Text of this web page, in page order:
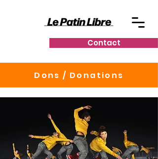
Contact
Dons / Donations